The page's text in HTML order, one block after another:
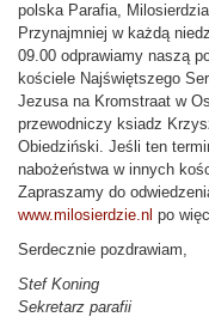
polska Parafia,
Przynajmniej w każdą
09.00 odprawiamy naszą
kościele Najświętszego
Jezusa na Krom­straat w
przewodniczy ksiadz
Obiedziński. Jeśli ten
nabożeństwa w innych
Zapraszamy do
www.milosierdzie.nl po
Serdecznie pozdrawiam,
Stef Koning
Sekretarz parafii